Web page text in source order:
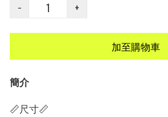
−
+
加至購物車
簡介
📏尺寸📏